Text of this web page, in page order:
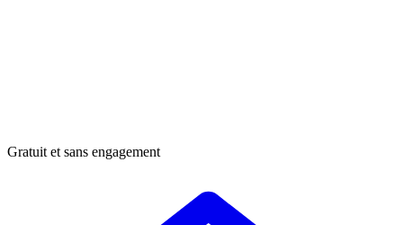
Gratuit et sans engagement